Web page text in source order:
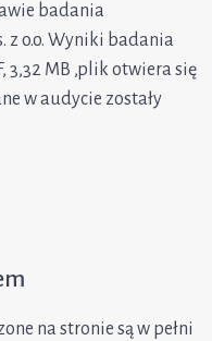
badania
z o.o. Wyniki badania
3,32 MB ,plik otwiera się
w audycie zostały
na stronie są w pełni